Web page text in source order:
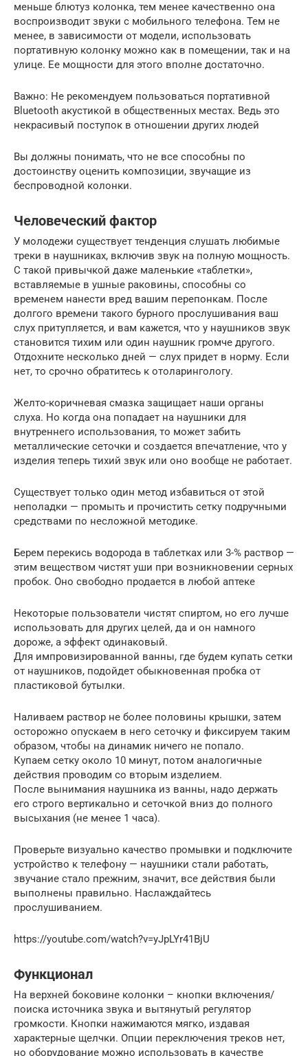
меньше блютуз колонка, тем менее качественно она
воспроизводит звуки с мобильного телефона. Тем не
менее, в зависимости от модели, использовать
портативную колонку можно как в помещении, так и на
улице. Ее мощности для этого вполне достаточно.
Важно: Не рекомендуем пользоваться портативной
Bluetooth акустикой в общественных местах. Ведь это
некрасивый поступок в отношении других людей
Вы должны понимать, что не все способны по
достоинству оценить композиции, звучащие из
беспроводной колонки.
Человеческий фактор
У молодежи существует тенденция слушать любимые
треки в наушниках, включив звук на полную мощность.
С такой привычкой даже маленькие «таблетки»,
вставляемые в ушные раковины, способны со
временем нанести вред вашим перепонкам. После
долгого времени такого бурного прослушивания ваш
слух притупляется, и вам кажется, что у наушников звук
становится тихим или один наушник громче другого.
Отдохните несколько дней — слух придет в норму. Если
нет, то срочно обратитесь к отоларингологу.
Желто-коричневая смазка защищает наши органы
слуха. Но когда она попадает на наушники для
внутреннего использования, то может забить
металлические сеточки и создается впечатление, что у
изделия теперь тихий звук или оно вообще не работает.
Существует только один метод избавиться от этой
неполадки — промыть и прочистить сетку подручными
средствами по несложной методике.
Берем перекись водорода в таблетках или 3-% раствор —
этим веществом чистят уши при возникновении серных
пробок. Оно свободно продается в любой аптеке
Некоторые пользователи чистят спиртом, но его лучше
использовать для других целей, да и он намного
дороже, а эффект одинаковый.
Для импровизированной ванны, где будем купать сетки
от наушников, подойдет обыкновенная пробка от
пластиковой бутылки.
Наливаем раствор не более половины крышки, затем
осторожно опускаем в него сеточку и фиксируем таким
образом, чтобы на динамик ничего не попало.
Купаем сетку около 10 минут, потом аналогичные
действия проводим со вторым изделием.
После вынимания наушника из ванны, надо держать
его строго вертикально и сеточкой вниз до полного
высыхания (не менее 1 часа).
Проверьте визуально качество промывки и подключите
устройство к телефону — наушники стали работать,
звучание стало прежним, значит, все действия были
выполнены правильно. Наслаждайтесь
прослушиванием.
https://youtube.com/watch?v=yJpLYr41BjU
Функционал
На верхней боковине колонки – кнопки включения/
поиска источника звука и вытянутый регулятор
громкости. Кнопки нажимаются мягко, издавая
характерные щелчки. Опции переключения треков нет,
но оборудование можно использовать в качестве